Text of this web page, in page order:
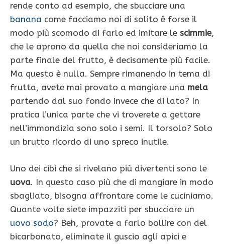
rende conto ad esempio, che sbucciare una
banana come facciamo noi di solito è forse il
modo più scomodo di farlo ed imitare le scimmie,
che le aprono da quella che noi consideriamo la
parte finale del frutto, è decisamente più facile.
Ma questo è nulla. Sempre rimanendo in tema di
frutta, avete mai provato a mangiare una mela
partendo dal suo fondo invece che di lato? In
pratica l’unica parte che vi troverete a gettare
nell’immondizia sono solo i semi. Il torsolo? Solo
un brutto ricordo di uno spreco inutile.
Uno dei cibi che si rivelano più divertenti sono le
uova. In questo caso più che di mangiare in modo
sbagliato, bisogna affrontare come le cuciniamo.
Quante volte siete impazziti per sbucciare un
uovo sodo? Beh, provate a farlo bollire con del
bicarbonato, eliminate il guscio agli apici e